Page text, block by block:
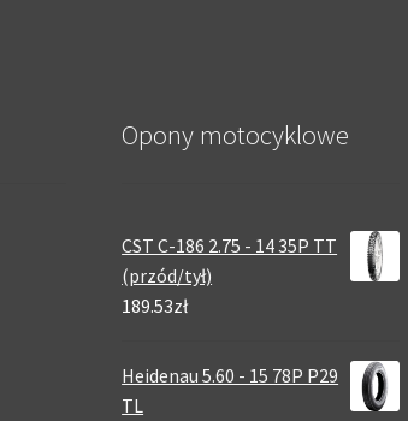
Opony motocyklowe
CST C-186 2.75 - 14 35P TT
(przód/tył)
189.53zł
Heidenau 5.60 - 15 78P P29
TL